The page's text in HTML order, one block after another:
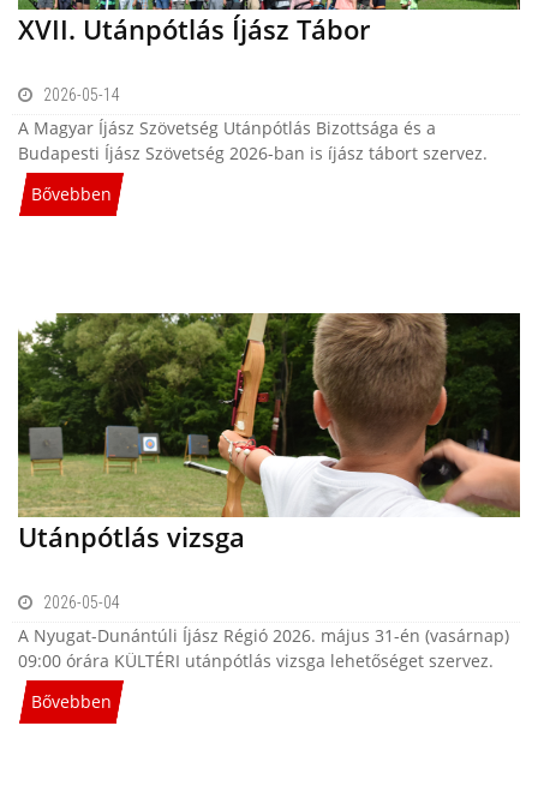
XVII. Utánpótlás Íjász Tábor
2026-05-14
A Magyar Íjász Szövetség Utánpótlás Bizottsága és a
Budapesti Íjász Szövetség 2026-ban is íjász tábort szervez.
Bővebben
Utánpótlás vizsga
2026-05-04
A Nyugat-Dunántúli Íjász Régió 2026. május 31-én (vasárnap)
09:00 órára KÜLTÉRI utánpótlás vizsga lehetőséget szervez.
Bővebben